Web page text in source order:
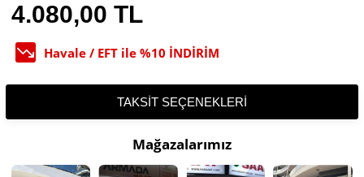
4.080,00 TL
Havale / EFT ile %10 İNDİRİM
TAKSIT SEÇENEKLERI
Mağazalarımız